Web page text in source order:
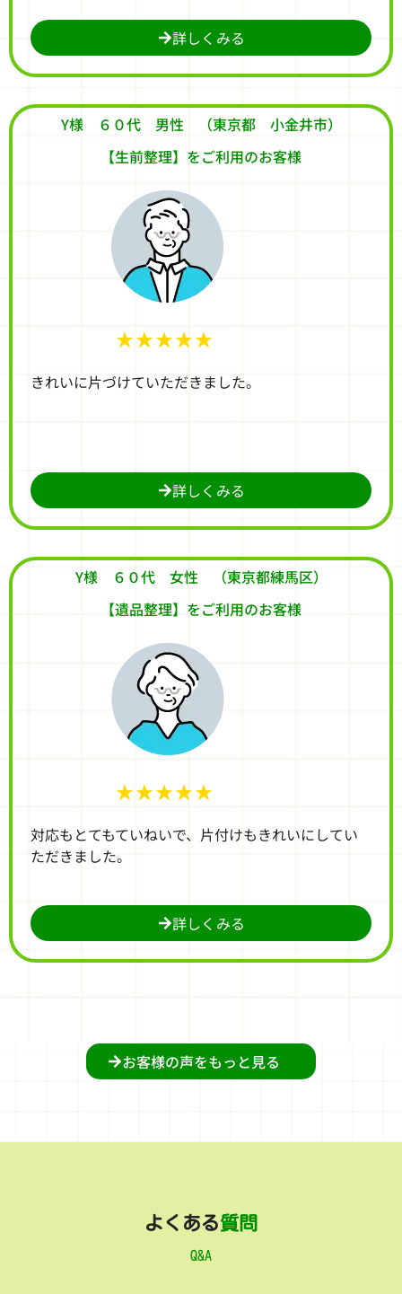
詳しくみる
Y様 ６０代 男性 （東京都 小金井市）
【生前整理】をご利用のお客様
★★★★★
きれいに片づけていただきました。
詳しくみる
Y様 ６０代 女性 （東京都練馬区）
【遺品整理】をご利用のお客様
★★★★★
対応もとてもていねいで、片付けもきれいにしてい
ただきました。
詳しくみる
お客様の声をもっと見る
よくある質問
Q&A